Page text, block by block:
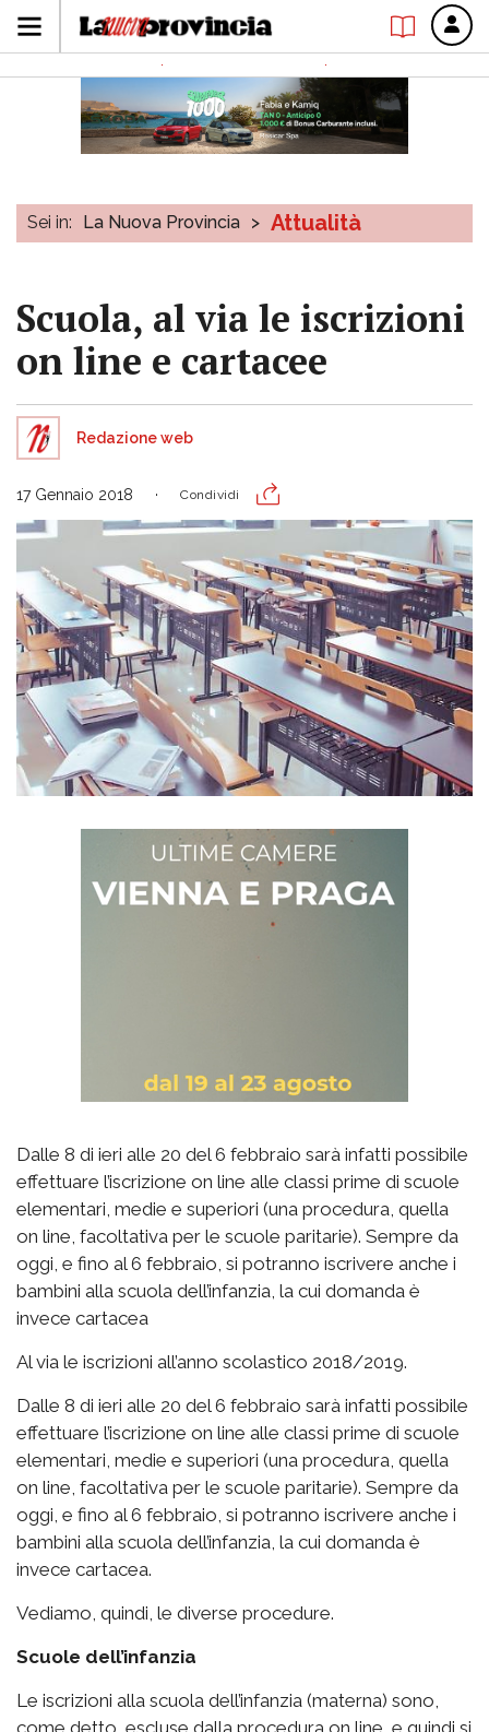
Sei in: La Nuova Provincia > Attualità
Scuola, al via le iscrizioni
on line e cartacee
Redazione web
17 Gennaio 2018 Condividi
Dalle 8 di ieri alle 20 del 6 febbraio sarà infatti possibile
effettuare l’iscrizione on line alle classi prime di scuole
elementari, medie e superiori (una procedura, quella
on line, facoltativa per le scuole paritarie). Sempre da
oggi, e fino al 6 febbraio, si potranno iscrivere anche i
bambini alla scuola dell’infanzia, la cui domanda è
invece cartacea
Al via le iscrizioni all’anno scolastico 2018/2019.
Dalle 8 di ieri alle 20 del 6 febbraio sarà infatti possibile
effettuare l’iscrizione on line alle classi prime di scuole
elementari, medie e superiori (una procedura, quella
on line, facoltativa per le scuole paritarie). Sempre da
oggi, e fino al 6 febbraio, si potranno iscrivere anche i
bambini alla scuola dell’infanzia, la cui domanda è
invece cartacea.
Vediamo, quindi, le diverse procedure.
Scuole dell’infanzia
Le iscrizioni alla scuola dell’infanzia (materna) sono,